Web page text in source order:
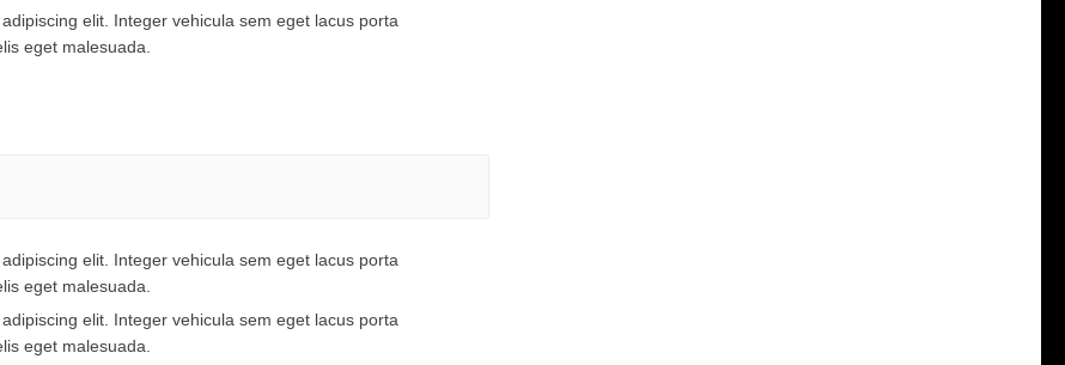
elit. Integer vehicula sem eget lacus porta
eget malesuada.
elit. Integer vehicula sem eget lacus porta
eget malesuada.
elit. Integer vehicula sem eget lacus porta
eget malesuada.